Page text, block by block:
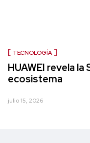
TECNOLOGÍA
HUAWEI revela
ecosistema
julio 15, 2026